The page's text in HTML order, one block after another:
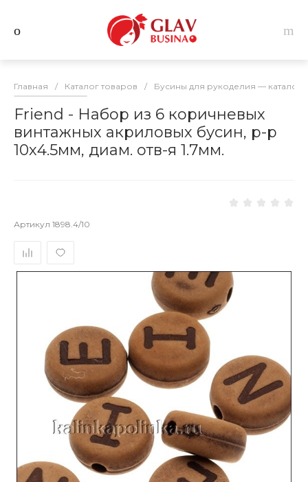
Главная / Каталог товаров / Бусины для рукоделия — каталог
Friend - Набор из 6 коричневых
винтажных акриловых бусин, р-р
10х4.5мм, диам. отв-я 1.7мм.
Артикул 1898.4/10